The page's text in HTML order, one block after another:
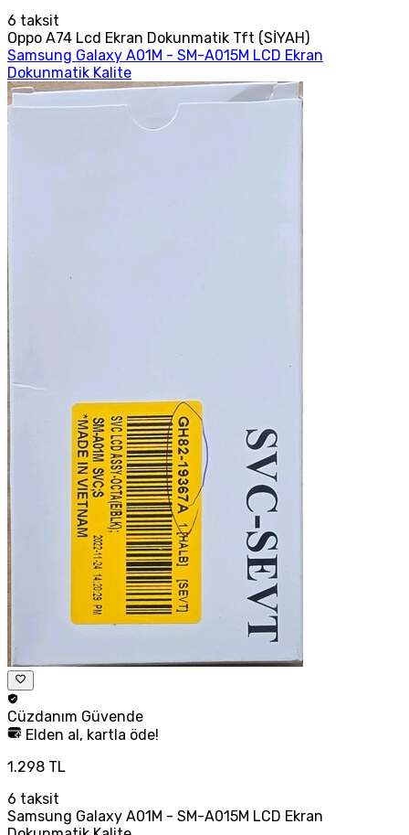
6 taksit
Oppo A74 Lcd Ekran Dokunmatik Tft (SİYAH)
Samsung Galaxy A01M - SM-A015M LCD Ekran
Dokunmatik Kalite
Cüzdanım Güvende
Elden al, kartla öde!
1.298 TL
6 taksit
Samsung Galaxy A01M - SM-A015M LCD Ekran